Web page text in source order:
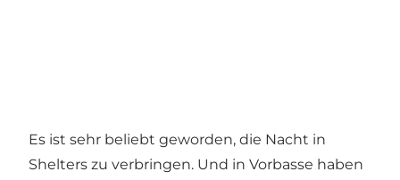
Es ist sehr beliebt geworden, die Nacht in
Shelters zu verbringen. Und in Vorbasse haben